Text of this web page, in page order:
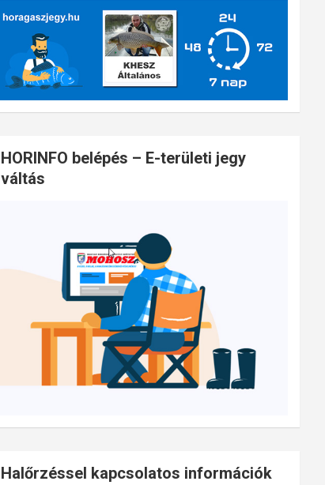
HORINFO belépés – E-területi jegy
váltás
Halőrzéssel kapcsolatos információk